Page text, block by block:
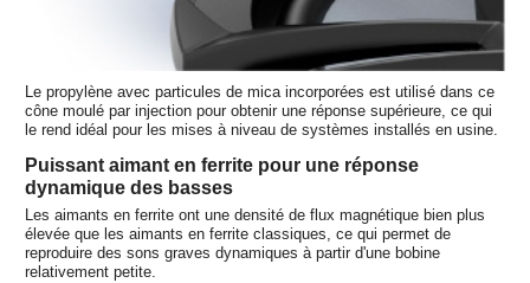
Le propylène avec particules de mica incorporées est utilisé dans ce
cône moulé par injection pour obtenir une réponse supérieure, ce qui
le rend idéal pour les mises à niveau de systèmes installés en usine.
Puissant aimant en ferrite pour une réponse
dynamique des basses
Les aimants en ferrite ont une densité de flux magnétique bien plus
élevée que les aimants en ferrite classiques, ce qui permet de
reproduire des sons graves dynamiques à partir d'une bobine
relativement petite.